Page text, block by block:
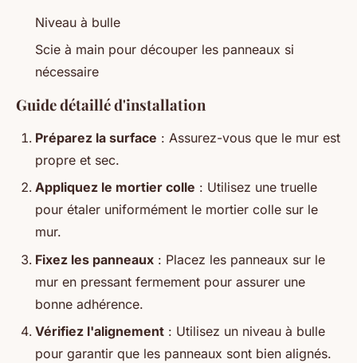
Niveau à bulle
Scie à main pour découper les panneaux si
nécessaire
Guide détaillé d'installation
Préparez la surface : Assurez-vous que le mur est
propre et sec.
Appliquez le mortier colle : Utilisez une truelle
pour étaler uniformément le mortier colle sur le
mur.
Fixez les panneaux : Placez les panneaux sur le
mur en pressant fermement pour assurer une
bonne adhérence.
Vérifiez l'alignement : Utilisez un niveau à bulle
pour garantir que les panneaux sont bien alignés.